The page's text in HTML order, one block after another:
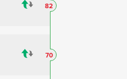
82
70